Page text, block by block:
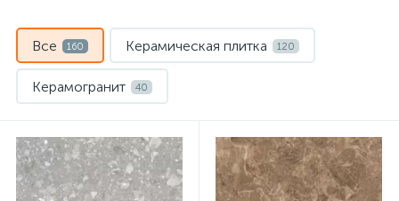
Все 160 Керамическая плитка 120
Керамогранит 40